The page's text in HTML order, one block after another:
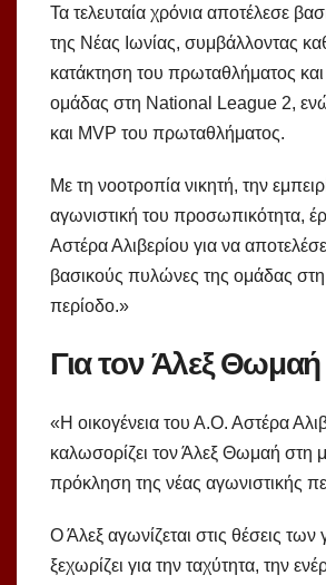
Τα τελευταία χρόνια αποτέλεσε
της Νέας Ιωνίας, συμβάλλοντας
κατάκτηση του πρωταθλήματος
ομάδας στη National League 2,
και MVP του πρωταθλήματος.
Με τη νοοτροπία νικητή, την
αγωνιστική του προσωπικότητα,
Αστέρα Αλιβερίου για να
βασικούς πυλώνες της ομάδας στη
περίοδο.»
Για τον Άλεξ Θωμαή
«Η οικογένεια του Α.Ο. Αστέρα
καλωσορίζει τον Άλεξ Θωμαή στη
πρόκληση της νέας αγωνιστικής
Ο Άλεξ αγωνίζεται στις θέσεις των
ξεχωρίζει για την ταχύτητα, την